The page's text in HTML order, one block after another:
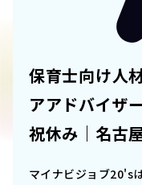
保育士向け人
アアドバイザ
祝休み｜名古
マイナビジョブ20's